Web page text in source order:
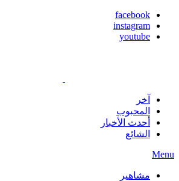
facebook
instagram
youtube
آخر
المحبوب
أحدث الأخبار
الشائع
Menu
مشاهير